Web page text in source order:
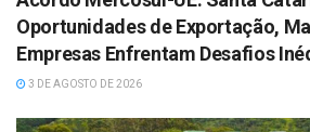
Oportunidades de Exportação,
Empresas Enfrentam Desafios
3 DE AGOSTO DE 2026